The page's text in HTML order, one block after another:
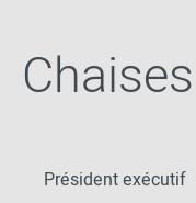
Président exécutif